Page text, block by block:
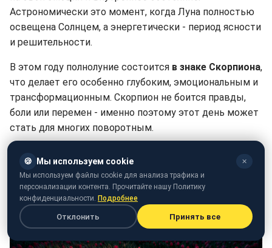
Астрономически это момент, когда Луна полностью
освещена Солнцем, а энергетически - период ясности
и решительности.
В этом году полнолуние состоится в знаке Скорпиона,
что делает его особенно глубоким, эмоциональным и
трансформационным. Скорпион не боится правды,
боли или перемен - именно поэтому этот день может
стать для многих поворотным.
приглашая заглянуть в свою душу. Это момент, когда
стоит доверять интуиции и не обесценивать
внутренние подсказки.
🍪 Мы используем cookie ✕
Мы используем файлы cookie для анализа трафика и
персонализации контента. Прочитайте нашу Политику
конфиденциальности. Подробнее
Отклонить Принять все